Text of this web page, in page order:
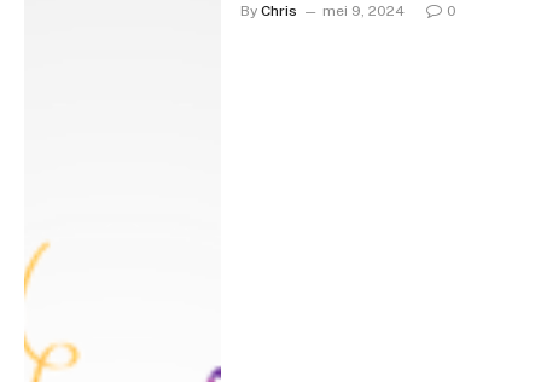
By Chris mei 9, 2024 0